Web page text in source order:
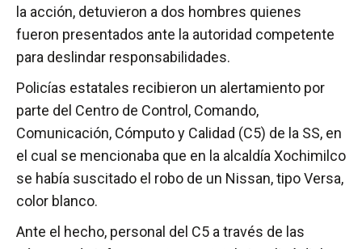
la acción, detuvieron a dos hombres quienes
fueron presentados ante la autoridad competente
para deslindar responsabilidades.
Policías estatales recibieron un alertamiento por
parte del Centro de Control, Comando,
Comunicación, Cómputo y Calidad (C5) de la SS, en
el cual se mencionaba que en la alcaldía Xochimilco
se había suscitado el robo de un Nissan, tipo Versa,
color blanco.
Ante el hecho, personal del C5 a través de las